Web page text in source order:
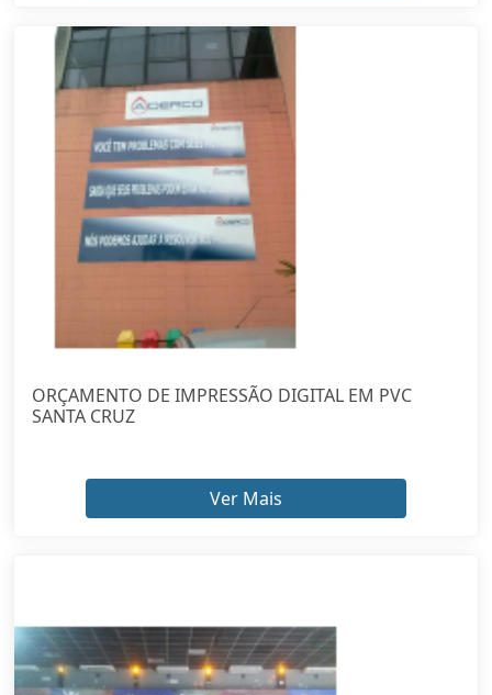
ORÇAMENTO DE IMPRESSÃO DIGITAL EM PVC
SANTA CRUZ
Ver Mais